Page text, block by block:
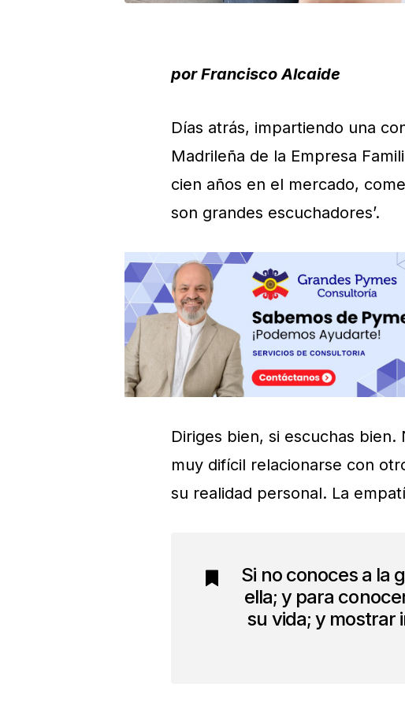
por Francisco Alcaide
Días atrás, impartiendo una
Madrileña de la Empresa
cien años en el mercado,
son grandes escuchadores’.
Diriges bien, si escuchas
muy difícil relacionarse con
su realidad personal. La
Si no conoces a la
ella; y para
su vida; y mostrar